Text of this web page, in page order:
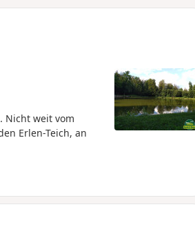
Nicht weit vom
Erlen-Teich, an